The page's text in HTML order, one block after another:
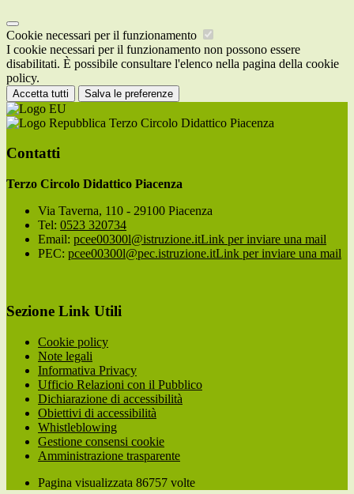
Cookie necessari per il funzionamento
I cookie necessari per il funzionamento non possono essere
disabilitati. È possibile consultare l'elenco nella pagina della cookie
policy.
Accetta tutti Salva le preferenze
Terzo Circolo Didattico Piacenza
Contatti
Terzo Circolo Didattico Piacenza
Via Taverna, 110 - 29100 Piacenza
Tel: 0523 320734
Email: pcee00300l@istruzione.itLink per inviare una mail
PEC: pcee00300l@pec.istruzione.itLink per inviare una mail
Sezione Link Utili
Cookie policy
Note legali
Informativa Privacy
Ufficio Relazioni con il Pubblico
Dichiarazione di accessibilità
Obiettivi di accessibilità
Whistleblowing
Gestione consensi cookie
Amministrazione trasparente
Pagina visualizzata 86757 volte